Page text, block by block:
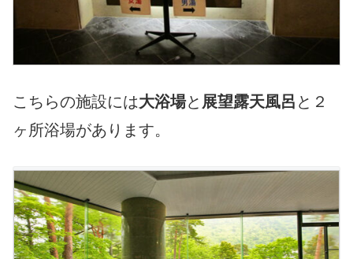
こちらの施設には大浴場と 展望露天風呂 と２
ヶ所浴場があります。